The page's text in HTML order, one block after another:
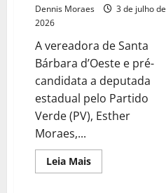
Dennis Moraes
3 de julho de
2026
A vereadora de Santa
Bárbara d’Oeste e pré-
candidata a deputada
estadual pelo Partido
Verde (PV), Esther
Moraes,...
Leia Mais